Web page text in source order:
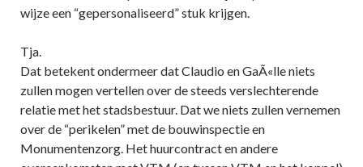
wijze een “gepersonaliseerd” stuk krijgen.
Tja.
Dat betekent ondermeer dat Claudio en GaÃ«lle niets
zullen mogen vertellen over de steeds verslechterende
relatie met het stadsbestuur. Dat we niets zullen vernemen
over de “perikelen” met de bouwinspectie en
Monumentenzorg. Het huurcontract en andere